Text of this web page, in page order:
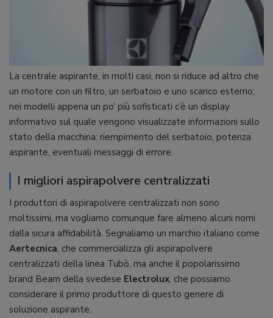
La centrale aspirante, in molti casi, non si riduce ad altro che
un motore con un filtro, un serbatoio e uno scarico esterno;
nei modelli appena un po’ più sofisticati c’è un display
informativo sul quale vengono visualizzate informazioni sullo
stato della macchina: riempimento del serbatoio, potenza
aspirante, eventuali messaggi di errore.
I migliori aspirapolvere centralizzati
I produttori di aspirapolvere centralizzati non sono
moltissimi, ma vogliamo comunque fare almeno alcuni nomi
dalla sicura affidabilità. Segnaliamo un marchio italiano come
Aertecnica, che commercializza gli aspirapolvere
centralizzati della linea Tubò, ma anche il popolarissimo
brand Beam della svedese Electrolux, che possiamo
considerare il primo produttore di questo genere di
soluzione aspirante.